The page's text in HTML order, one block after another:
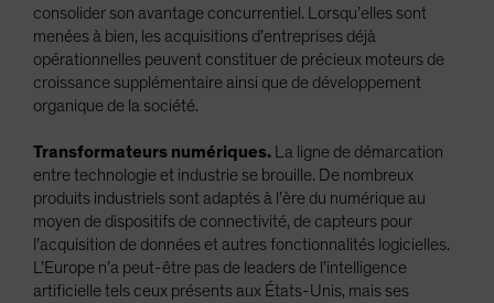
consolider son avantage concurrentiel. Lorsqu’elles sont
menées à bien, les acquisitions d’entreprises déjà
opérationnelles peuvent constituer de précieux moteurs de
croissance supplémentaire ainsi que de développement
organique de la société.
Transformateurs numériques. La ligne de démarcation
entre technologie et industrie se brouille. De nombreux
produits industriels sont adaptés à l’ère du numérique au
moyen de dispositifs de connectivité, de capteurs pour
l’acquisition de données et autres fonctionnalités logicielles.
L’Europe n’a peut-être pas de leaders de l’intelligence
artificielle tels ceux présents aux États-Unis, mais ses